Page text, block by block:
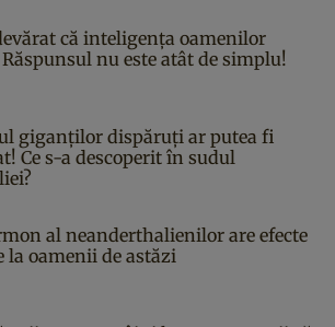
că inteligența oamenilor
Răspunsul nu este atât de simplu!
giganților dispăruți ar putea fi
Ce s-a descoperit în sudul
al neanderthalienilor are efecte
la oamenii de astăzi